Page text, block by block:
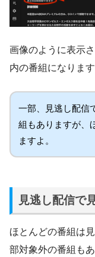
画像のように表示
内の番組になります
一部、見逃し配信
組もありますが、
ますよ。
見逃し配信で
ほとんどの番組は
部対象外の番組もあ